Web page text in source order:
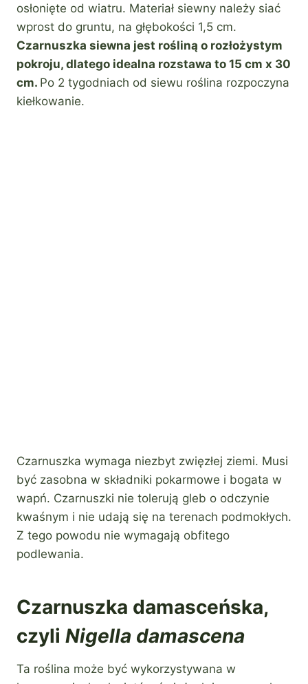
osłonięte od wiatru. Materiał siewny należy siać
wprost do gruntu, na głębokości 1,5 cm.
Czarnuszka siewna jest rośliną o rozłożystym
pokroju, dlatego idealna rozstawa to 15 cm x 30
cm. Po 2 tygodniach od siewu roślina rozpoczyna
kiełkowanie.
Czarnuszka wymaga niezbyt zwięzłej ziemi. Musi
być zasobna w składniki pokarmowe i bogata w
wapń. Czarnuszki nie tolerują gleb o odczynie
kwaśnym i nie udają się na terenach podmokłych.
Z tego powodu nie wymagają obfitego
podlewania.
Czarnuszka damasceńska,
czyli Nigella damascena
Ta roślina może być wykorzystywana w